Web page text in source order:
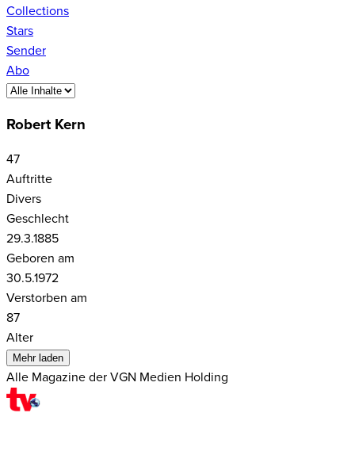
Collections
Stars
Sender
Abo
Robert Kern
47
Auftritte
Divers
Geschlecht
29.3.1885
Geboren am
30.5.1972
Verstorben am
87
Alter
Mehr laden
Alle Magazine der VGN Medien Holding